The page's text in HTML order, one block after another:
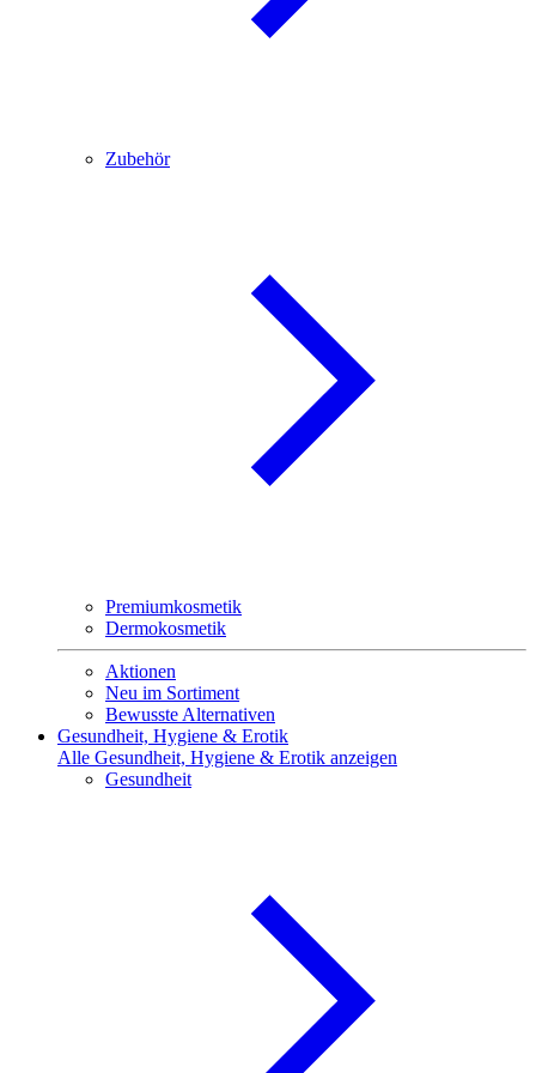
Zubehör
Premiumkosmetik
Dermokosmetik
Aktionen
Neu im Sortiment
Bewusste Alternativen
Gesundheit, Hygiene & Erotik
Alle Gesundheit, Hygiene & Erotik anzeigen
Gesundheit